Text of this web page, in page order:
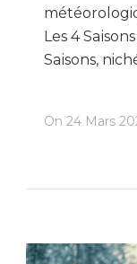
Les 4
Saisons,
On 24 Mars